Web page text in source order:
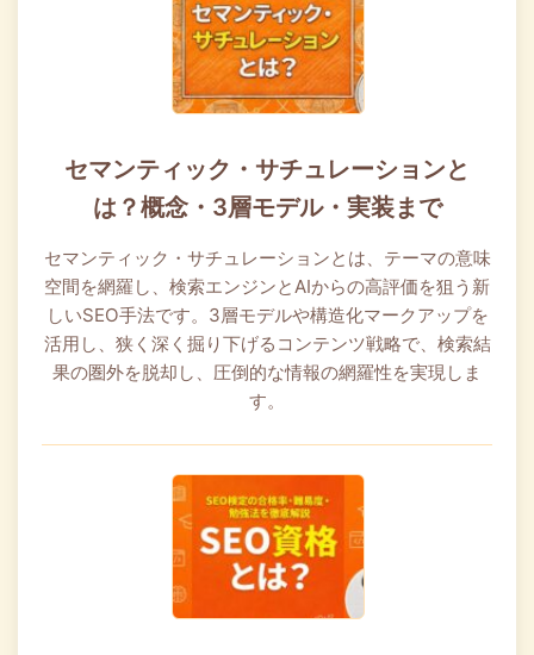
セマンティック・サチュレーションと
は？概念・3層モデル・実装まで
セマンティック・サチュレーションとは、テーマの意味
空間を網羅し、検索エンジンとAIからの高評価を狙う新
しいSEO手法です。3層モデルや構造化マークアップを
活用し、狭く深く掘り下げるコンテンツ戦略で、検索結
果の圏外を脱却し、圧倒的な情報の網羅性を実現しま
す。